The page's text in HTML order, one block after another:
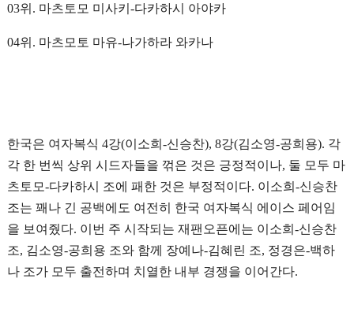
03위. 마츠토모 미사키-다카하시 아야카
04위. 마츠모토 마유-나가하라 와카나
한국은 여자복식 4강(이소희-신승찬), 8강(김소영-공희용). 각
각 한 번씩 상위 시드자들을 꺾은 것은 긍정적이나, 둘 모두 마
츠토모-다카하시 조에 패한 것은 부정적이다. 이소희-신승찬
조는 꽤나 긴 공백에도 여전히 한국 여자복식 에이스 페어임
을 보여줬다. 이번 주 시작되는 재팬오픈에는 이소희-신승찬
조, 김소영-공희용 조와 함께 장예나-김혜린 조, 정경은-백하
나 조가 모두 출전하며 치열한 내부 경쟁을 이어간다.